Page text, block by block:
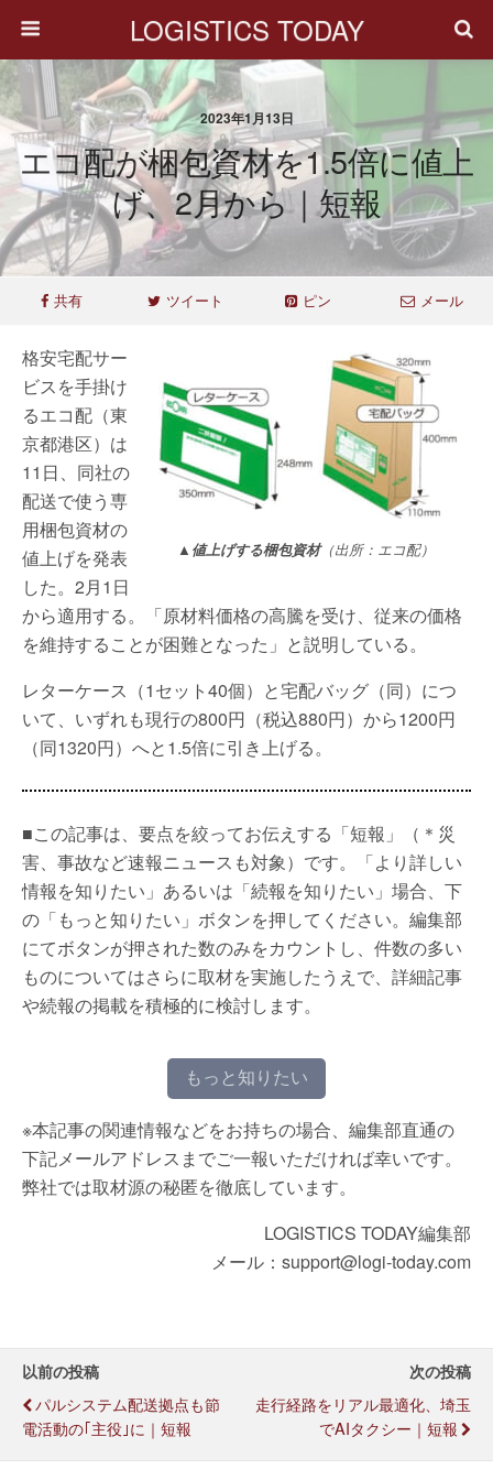
LOGISTICS TODAY
2023年1月13日
エコ配が梱包資材を1.5倍に値上
げ、2月から｜短報
共有 ツイート ピン メール
▲値上げする梱包資材（出所：エコ配）
格安宅配サー
ビスを手掛け
るエコ配（東
京都港区）は
11日、同社の
配送で使う専
用梱包資材の
値上げを発表
した。2月1日
から適用する。「原材料価格の高騰を受け、従来の価格
を維持することが困難となった」と説明している。
レターケース（1セット40個）と宅配バッグ（同）につ
いて、いずれも現行の800円（税込880円）から1200円
（同1320円）へと1.5倍に引き上げる。
■この記事は、要点を絞ってお伝えする「短報」（＊災
害、事故など速報ニュースも対象）です。「より詳しい
情報を知りたい」あるいは「続報を知りたい」場合、下
の「もっと知りたい」ボタンを押してください。編集部
にてボタンが押された数のみをカウントし、件数の多い
ものについてはさらに取材を実施したうえで、詳細記事
や続報の掲載を積極的に検討します。
もっと知りたい
※本記事の関連情報などをお持ちの場合、編集部直通の
下記メールアドレスまでご一報いただければ幸いです。
弊社では取材源の秘匿を徹底しています。
LOGISTICS TODAY編集部
メール：support@logi-today.com
以前の投稿
パルシステム配送拠点も節
電活動の｢主役｣に｜短報
次の投稿
走行経路をリアル最適化、埼玉
でAIタクシー｜短報